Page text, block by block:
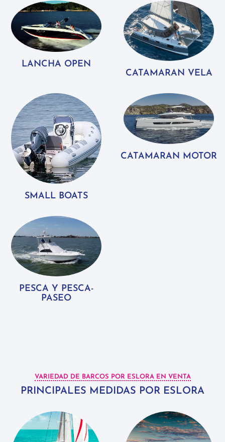
LANCHA OPEN
CATAMARAN VELA
SMALL BOATS
CATAMARAN MOTOR
PESCA Y PESCA-
PASEO
VARIEDAD DE BARCOS POR ESLORA EN VENTA
PRINCIPALES MEDIDAS POR ESLORA